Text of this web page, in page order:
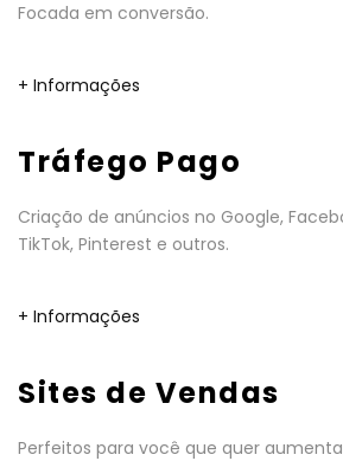
Focada em conversão.
+ Informações
Tráfego Pago
Criação de anúncios no Google,
TikTok, Pinterest e outros.
+ Informações
Sites de Vendas
Perfeitos para você que quer